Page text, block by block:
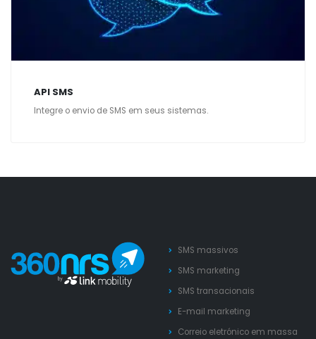
API SMS
Integre o envio de SMS em seus sistemas.
SMS massivos
SMS marketing
SMS transacionais
E-mail marketing
Correio eletrónico em massa